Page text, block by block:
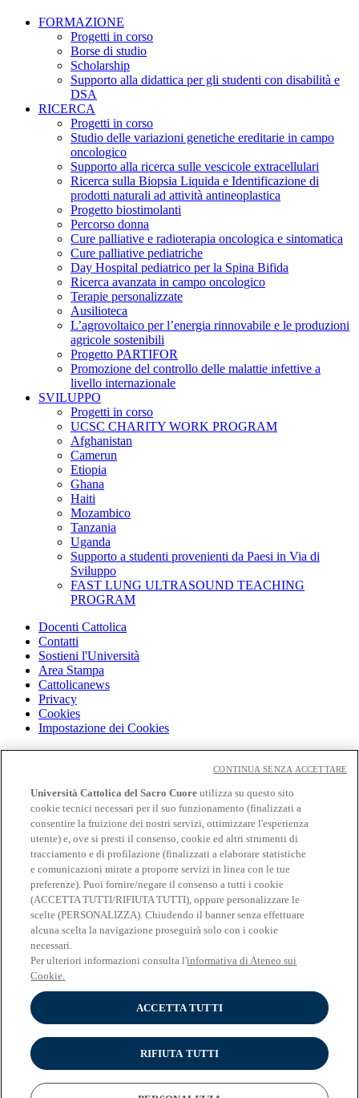
FORMAZIONE
Progetti in corso
Borse di studio
Scholarship
Supporto alla didattica per gli studenti con disabilità e
DSA
RICERCA
Progetti in corso
Studio delle variazioni genetiche ereditarie in campo
oncologico
Supporto alla ricerca sulle vescicole extracellulari
Ricerca sulla Biopsia Liquida e Identificazione di
prodotti naturali ad attività antineoplastica
Progetto biostimolanti
Percorso donna
Cure palliative e radioterapia oncologica e sintomatica
Cure palliative pediatriche
Day Hospital pediatrico per la Spina Bifida
Ricerca avanzata in campo oncologico
Terapie personalizzate
Ausilioteca
L’agrovoltaico per l’energia rinnovabile e le produzioni
agricole sostenibili
Progetto PARTIFOR
Promozione del controllo delle malattie infettive a
livello internazionale
SVILUPPO
Progetti in corso
UCSC CHARITY WORK PROGRAM
Afghanistan
Camerun
Etiopia
Ghana
Haiti
Mozambico
Tanzania
Uganda
Supporto a studenti provenienti da Paesi in Via di
Sviluppo
FAST LUNG ULTRASOUND TEACHING
PROGRAM
Docenti Cattolica
Contatti
Sostieni l'Università
Area Stampa
Cattolicanews
Privacy
Cookies
Impostazione dei Cookies
Cloudmail
OFF-CAMPUS
Intranet
Biblioteca
Librerie
Educatt
CV Online
Albo fornitori
Bandi e gare
Verifica Certificati
Seguici su
Università Cattolica del Sacro Cuore
© Università Cattolica del Sacro Cuore - Largo A. Gemelli 1, 20123
Università Cattolica del Sacro Cuore utilizza su questo sito
cookie tecnici necessari per il suo funzionamento (finalizzati a
consentire la fruizione dei nostri servizi, ottimizzare l'esperienza
utente) e, ove si presti il consenso, cookie ed altri strumenti di
tracciamento e di profilazione (finalizzati a elaborare statistiche
e comunicazioni mirate a proporre servizi in linea con le tue
preferenze). Puoi fornire/negare il consenso a tutti i cookie
(ACCETTA TUTTI/RIFIUTA TUTTI), oppure personalizzare le
scelte (PERSONALIZZA). Chiudendo il banner senza effettuare
alcuna scelta la navigazione proseguirà solo con i cookie
necessari.
Per ulteriori informazioni consulta l'informativa di Ateneo sui
Cookie.
ACCETTA TUTTI
RIFIUTA TUTTI
CONTINUA SENZA ACCETTARE